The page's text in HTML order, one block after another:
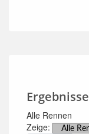
Ergebnisse
Alle Rennen
Zeige: